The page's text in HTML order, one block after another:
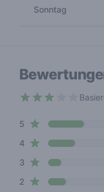
Sonntag
Review data
5 star reviews
4star reviews
3 star reviews
2 star reviews